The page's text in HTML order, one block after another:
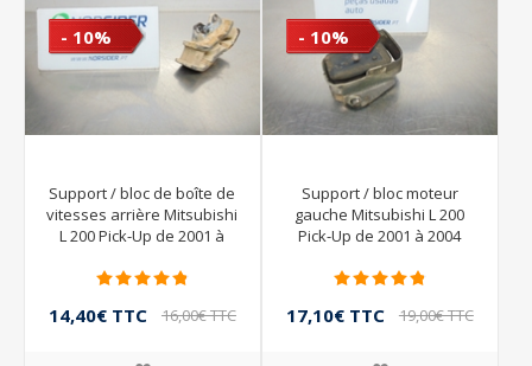
- 10%
Support / bloc de boîte de
vitesses arrière Mitsubishi
L 200 Pick-Up de 2001 à
14,40€ TTC 16,00€ TTC
- 10%
Support / bloc moteur
gauche Mitsubishi L 200
Pick-Up de 2001 à 2004
17,10€ TTC 19,00€ TTC